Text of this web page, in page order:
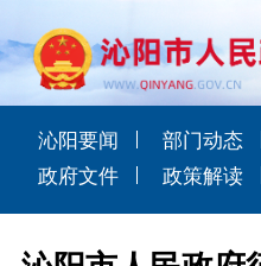
沁阳要闻 部门动态
政府文件
政策解读